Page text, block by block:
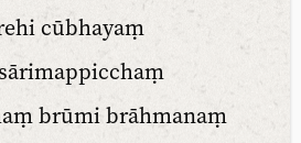
cūbhayaṃ
brūmi brāhmanaṃ